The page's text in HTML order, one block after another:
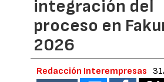
integración del
proceso en
2026
Redacción Interempresas